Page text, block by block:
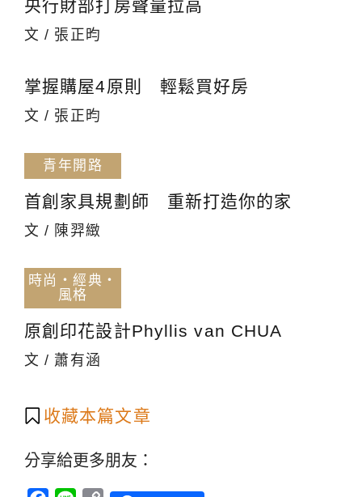
央行財部打房聲量拉高
文 / 張正昀
掌握購屋4原則 輕鬆買好房
文 / 張正昀
青年開路
首創家具規劃師 重新打造你的家
文 / 陳羿緻
時尚‧經典‧
風格
原創印花設計Phyllis van CHUA
文 / 蕭有涵
收藏本篇文章
分享給更多朋友：